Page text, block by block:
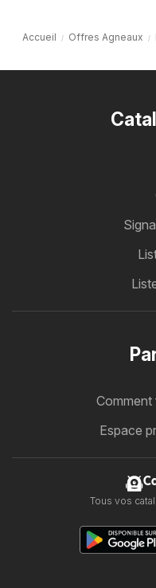
Accueil Offres Agneaux
Comment
Espace
Tous vos